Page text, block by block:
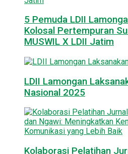
5 Pemuda LDII
Kolosal Pertempuran
MUSWIL X LDII Jatim
LDII Lamongan
Nasional 2025
Kolaborasi Pelatihan